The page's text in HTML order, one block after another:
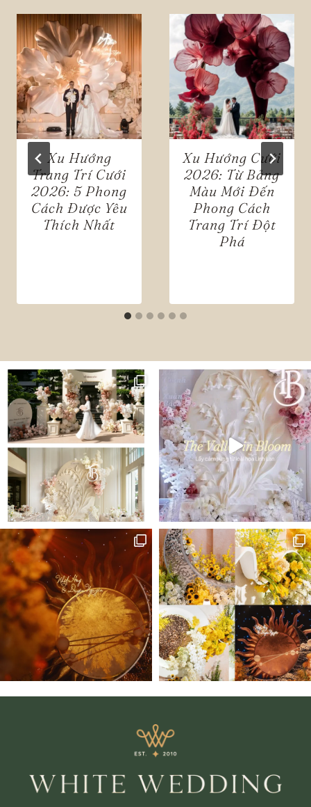
Xu Hướng
Trang Trí Cưới
2026: 5 Phong
Cách Được Yêu
Thích Nhất
Xu Hướng Cưới
2026: Từ Bảng
Màu Mới Đến
Phong Cách
Trang Trí Đột
Phá
Zalo
Chat trực tiếp